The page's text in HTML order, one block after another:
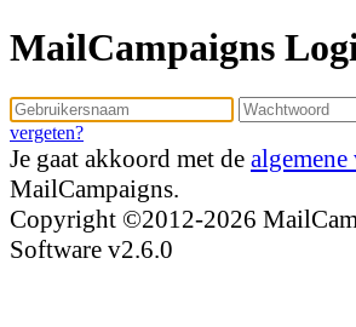
MailCampaigns
vergeten?
Je gaat akkoord met de
MailCampaigns.
Copyright ©2012-2026
Software v2.6.0